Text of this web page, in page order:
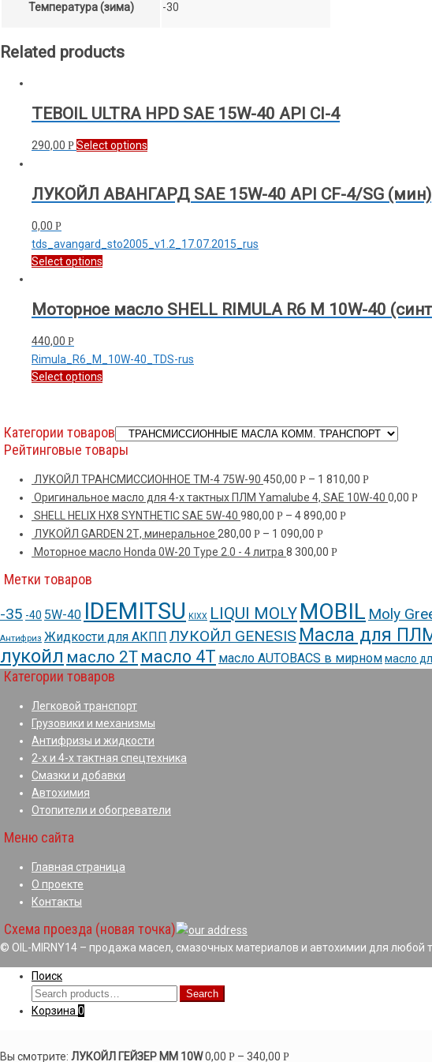
Температура (зима) -30
Related products
TEBOIL ULTRA HPD SAE 15W-40 API CI-4
290,00 Р Select options
ЛУКОЙЛ АВАНГАРД SAE 15W-40 API CF-4/SG (мин)
0,00 Р
tds_avangard_sto2005_v1.2_17.07.2015_rus
Select options
Моторное масло SHELL RIMULA R6 M 10W-40
440,00 Р
Rimula_R6_M_10W-40_TDS-rus
Select options
Категории товаров
Рейтинговые товары
ЛУКОЙЛ ТРАНСМИССИОННОЕ ТМ-4 75W-90 450,00 Р – 1 810,00 Р
Оригинальное масло для 4-х тактных ПЛМ Yamalube 4, SAE 10W-40 0,00 Р
SHELL HELIX HX8 SYNTHETIC SAE 5W-40 980,00 Р – 4 890,00 Р
ЛУКОЙЛ GARDEN 2Т, минеральное 280,00 Р – 1 090,00 Р
Моторное масло Honda 0W-20 Type 2.0 - 4 литра 8 300,00 Р
Метки товаров
-35 -40 5W-40 IDEMITSU KIXX LIQUI MOLY MOBIL Moly
Антифриз Жидкости для АКПП ЛУКОЙЛ GENESIS Масла для
лукойл масло 2Т масло 4Т масло AUTOBACS в мирноммасло
Категории товаров
Легковой транспорт
Грузовики и механизмы
Антифризы и жидкости
2-х и 4-х тактная спецтехника
Смазки и добавки
Автохимия
Отопители и обогреватели
Меню сайта
Главная страница
О проекте
Контакты
Схема проезда (новая точка)
© OIL-MIRNY14 – продажа масел, смазочных материалов и автохимии для любой
Поиск
Search
for:
Search
Корзина 0
Вы смотрите: ЛУКОЙЛ ГЕЙЗЕР ММ 10W0,00 Р – 340,00 Р